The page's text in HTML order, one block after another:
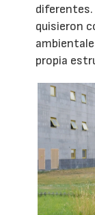
diferentes.
quisieron
propia